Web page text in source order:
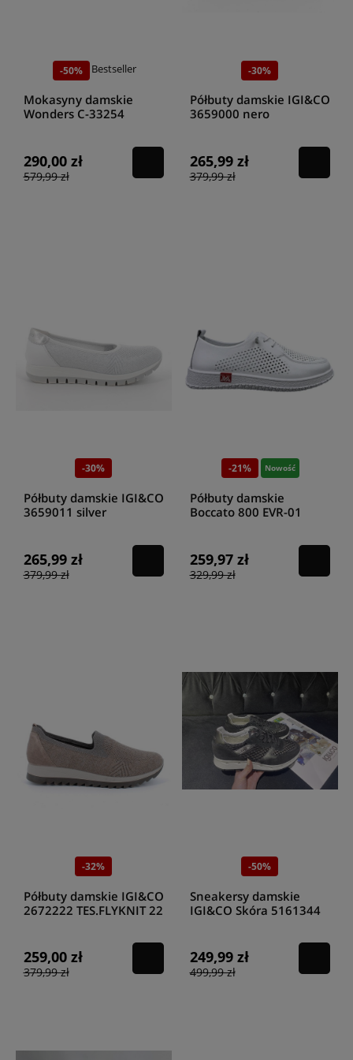
-50% Bestseller
Mokasyny damskie
Wonders C-33254
290,00 zł
579,99 zł
-30%
Półbuty damskie IGI&CO
3659000 nero
265,99 zł
379,99 zł
-30%
Półbuty damskie IGI&CO
3659011 silver
265,99 zł
379,99 zł
-21% Nowość
Półbuty damskie
Boccato 800 EVR-01
259,97 zł
329,99 zł
-32%
Półbuty damskie IGI&CO
2672222 TES.FLYKNIT 22
259,00 zł
379,99 zł
-50%
Sneakersy damskie
IGI&CO Skóra 5161344
249,99 zł
499,99 zł